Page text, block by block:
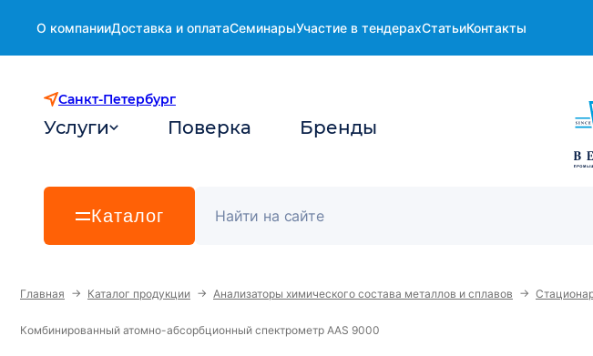
О компанииДоставка и оплатаСеминарыУчастие в тендерахСтатьиКонтакты
Санкт-Петербург
Услуги Поверка Бренды
Каталог
Главная → Каталог продукции → Анализаторы химического состава металлов и сплавов →
Комбинированный атомно-абсорбционный спектрометр AAS 9000